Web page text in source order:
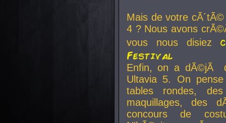
Mais de votre
4 ? Nous avons
vous nous disiez
Festival
Enfin, on a dÃ©jÃ
Ultavia 5. On
tables rondes,
maquillages, des
concours de